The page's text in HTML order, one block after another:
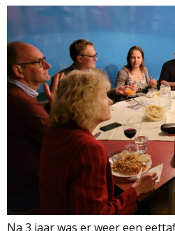
Na 3 jaar was er weer een